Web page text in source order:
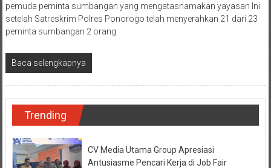
pemuda peminta sumbangan yang mengatasnamakan yayasan Ini
setelah Satreskrim Polres Ponorogo telah menyerahkan 21 dari 23
peminta sumbangan 2 orang
Baca selengkapnya
Trending
CV Media Utama Group Apresiasi
Antusiasme Pencari Kerja di Job Fair